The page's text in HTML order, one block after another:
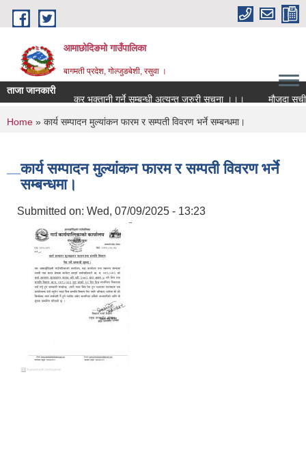
Skip to main content
आमाछोदिङमो गाउँपालिका
बागमती प्रदेश, गोल्जुङबेशी, रसुवा ।
ताजा जानकारी
कर भुक्तानी गर्ने सम्बन्धी अत्यन्त जरुरी सूचना ।।।
मौजुदा
You are here
Home » कार्य सम्पादन मुल्यांकन फारम र सम्पती विवरण भर्ने सम्बन्धमा।
कार्य सम्पादन मुल्यांकन फारम र सम्पती विवरण भर्ने
सम्बन्धमा।
Submitted on: Wed, 07/09/2025 - 13:23